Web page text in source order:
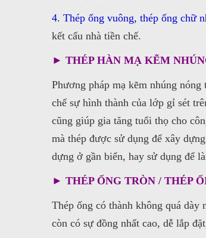
4. Thép ống vuông, thép ống chữ
kết cấu nhà tiền chế.
► THÉP HÀN MẠ KẼM
Phương pháp mạ kẽm nhúng
chế sự hình thành của lớp gỉ sét
cũng giúp gia tăng tuổi thọ cho
mà thép được sử dụng để xây
dựng ở gần biển, hay sử dụng để
► THÉP ỐNG TRÒN / THÉP
Thép ống có thành không quá
còn có sự đồng nhất cao, dễ lắp